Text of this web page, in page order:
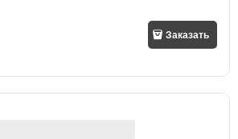
Заказать